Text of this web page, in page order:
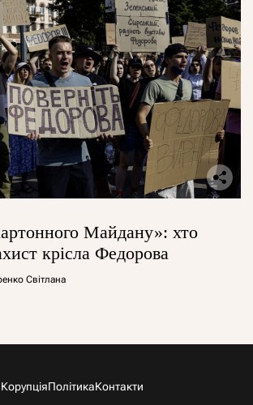
Майдану»: хто
крісла Федорова
Світлана
КорупціяПолітикаКонтакти